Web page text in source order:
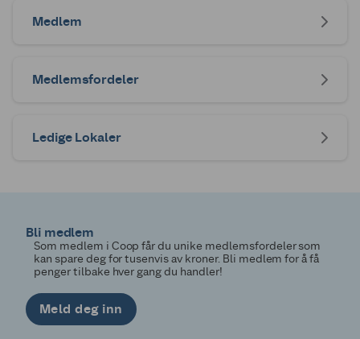
Medlem
Medlemsfordeler
Ledige Lokaler
Bli medlem
Som medlem i Coop får du unike medlemsfordeler som
kan spare deg for tusenvis av kroner. Bli medlem for å få
penger tilbake hver gang du handler!
Meld deg inn